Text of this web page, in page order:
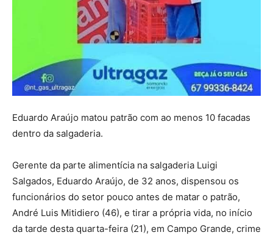
Eduardo Araújo matou patrão com ao menos 10 facadas
dentro da salgaderia.
Gerente da parte alimentícia na salgaderia Luigi
Salgados, Eduardo Araújo, de 32 anos, dispensou os
funcionários do setor pouco antes de matar o patrão,
André Luis Mitidiero (46), e tirar a própria vida, no início
da tarde desta quarta-feira (21), em Campo Grande, crime